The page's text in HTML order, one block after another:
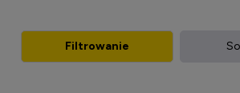
Filtrowanie